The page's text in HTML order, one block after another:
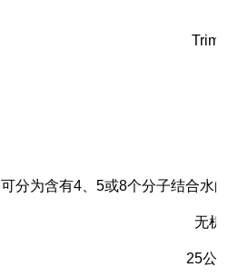
可分为含有4、5或8个分子结合水
无机
25公